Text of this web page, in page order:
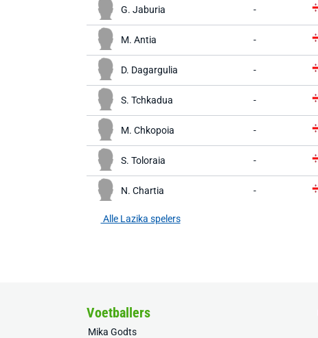
G. Jaburia -
M. Antia -
D. Dagargulia -
S. Tchkadua -
M. Chkopoia -
S. Toloraia -
N. Chartia -
Alle Lazika spelers
Voetballers
Mika Godts